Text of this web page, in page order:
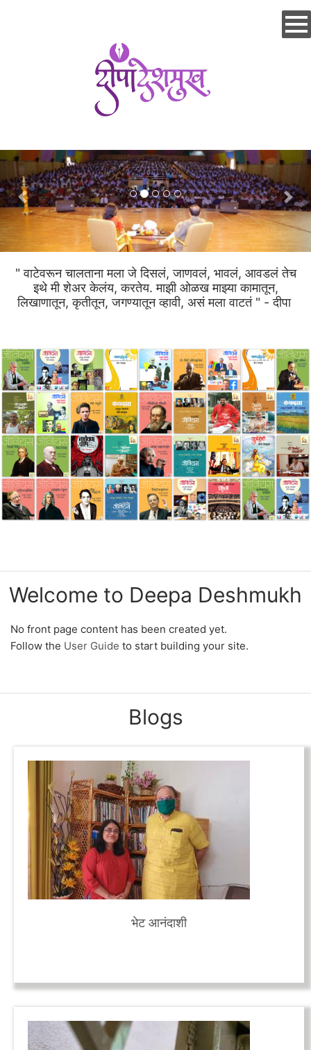
" वाटेवरून चालताना मला जे दिसलं, जाणवलं, भावलं, आवडलं तेच
इथे मी शेअर केलंय, करतेय. माझी ओळख माझ्या कामातून,
लिखाणातून, कृतीतून, जगण्यातून व्हावी, असं मला वाटतं " - दीपा
Welcome to Deepa Deshmukh
No front page content has been created yet.
Follow the User Guide to start building your site.
Blogs
भेट आनंदाशी